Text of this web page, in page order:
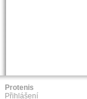
Protenis
Přihlášení